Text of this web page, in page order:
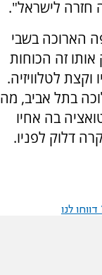
חזרה לישראל".
הארוכה בשבי
זה הכוחות
לטלוויזיה.
בתל אביב, מה
בה אחיו
דלוק לפניו.
לנו